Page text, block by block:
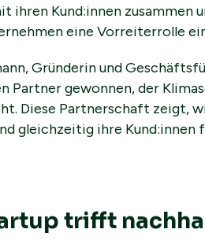
ihren Kund:innen zusammen
eine Vorreiterrolle
Gründerin und
Partner gewonnen, der
Diese Partnerschaft zeigt,
gleichzeitig ihre
trifft